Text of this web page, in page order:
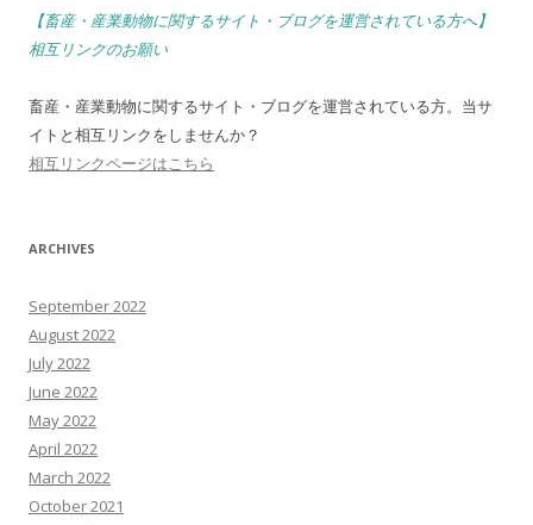
【畜産・産業動物に関するサイト・ブログを運営されている方へ】
相互リンクのお願い
畜産・産業動物に関するサイト・ブログを運営されている方。当サ
イトと相互リンクをしませんか？
相互リンクページはこちら
ARCHIVES
September 2022
August 2022
July 2022
June 2022
May 2022
April 2022
March 2022
October 2021